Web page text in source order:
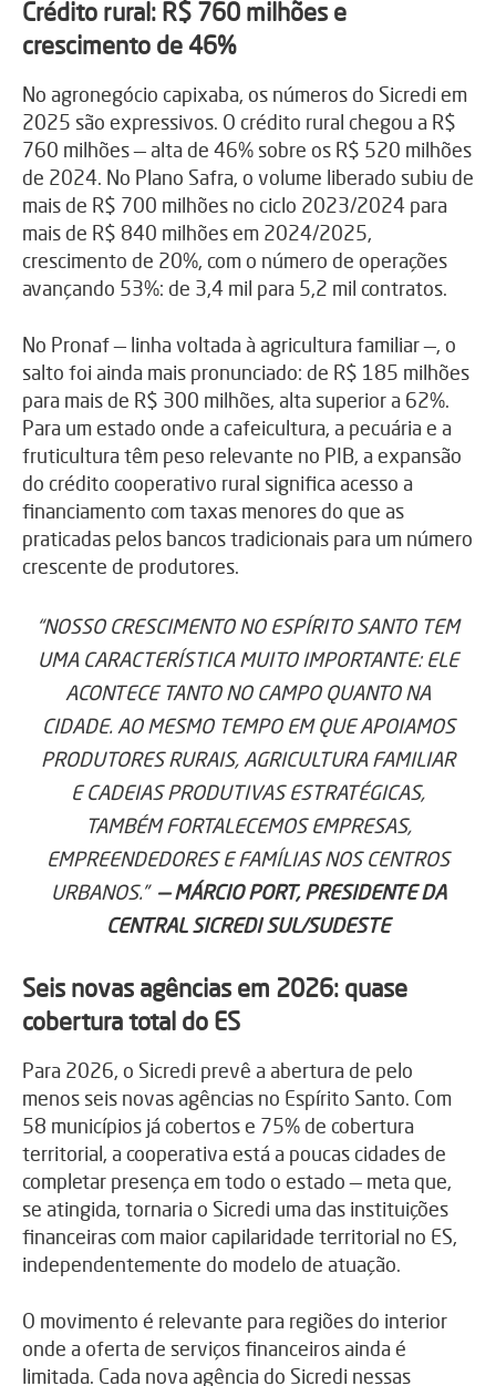
Crédito rural: R$ 760 milhões e
crescimento de 46%
No agronegócio capixaba, os números do Sicredi em
2025 são expressivos. O crédito rural chegou a R$
760 milhões — alta de 46% sobre os R$ 520 milhões
de 2024. No Plano Safra, o volume liberado subiu de
mais de R$ 700 milhões no ciclo 2023/2024 para
mais de R$ 840 milhões em 2024/2025,
crescimento de 20%, com o número de operações
avançando 53%: de 3,4 mil para 5,2 mil contratos.
No Pronaf — linha voltada à agricultura familiar —, o
salto foi ainda mais pronunciado: de R$ 185 milhões
para mais de R$ 300 milhões, alta superior a 62%.
Para um estado onde a cafeicultura, a pecuária e a
fruticultura têm peso relevante no PIB, a expansão
do crédito cooperativo rural significa acesso a
financiamento com taxas menores do que as
praticadas pelos bancos tradicionais para um número
crescente de produtores.
“NOSSO CRESCIMENTO NO ESPÍRITO SANTO TEM
UMA CARACTERÍSTICA MUITO IMPORTANTE: ELE
ACONTECE TANTO NO CAMPO QUANTO NA
CIDADE. AO MESMO TEMPO EM QUE APOIAMOS
PRODUTORES RURAIS, AGRICULTURA FAMILIAR
E CADEIAS PRODUTIVAS ESTRATÉGICAS,
TAMBÉM FORTALECEMOS EMPRESAS,
EMPREENDEDORES E FAMÍLIAS NOS CENTROS
URBANOS.”— MÁRCIO PORT, PRESIDENTE DA
CENTRAL SICREDI SUL/SUDESTE
Seis novas agências em 2026: quase
cobertura total do ES
Para 2026, o Sicredi prevê a abertura de pelo
menos seis novas agências no Espírito Santo. Com
58 municípios já cobertos e 75% de cobertura
territorial, a cooperativa está a poucas cidades de
completar presença em todo o estado — meta que,
se atingida, tornaria o Sicredi uma das instituições
financeiras com maior capilaridade territorial no ES,
independentemente do modelo de atuação.
O movimento é relevante para regiões do interior
onde a oferta de serviços financeiros ainda é
limitada. Cada nova agência do Sicredi nessas